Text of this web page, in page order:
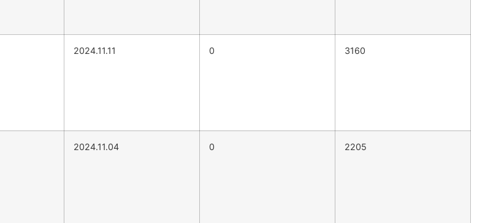
2024.11.11 0 3160
2024.11.04 0 2205